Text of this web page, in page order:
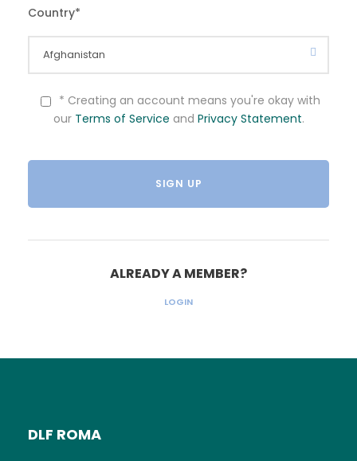
Country*
* Creating an account means you're okay with
our Terms of Service and Privacy Statement.
ALREADY A MEMBER?
LOGIN
DLF ROMA